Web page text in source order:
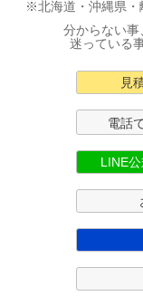
※北海道・沖縄県・
分からない事
迷っている
見
電話
LINE